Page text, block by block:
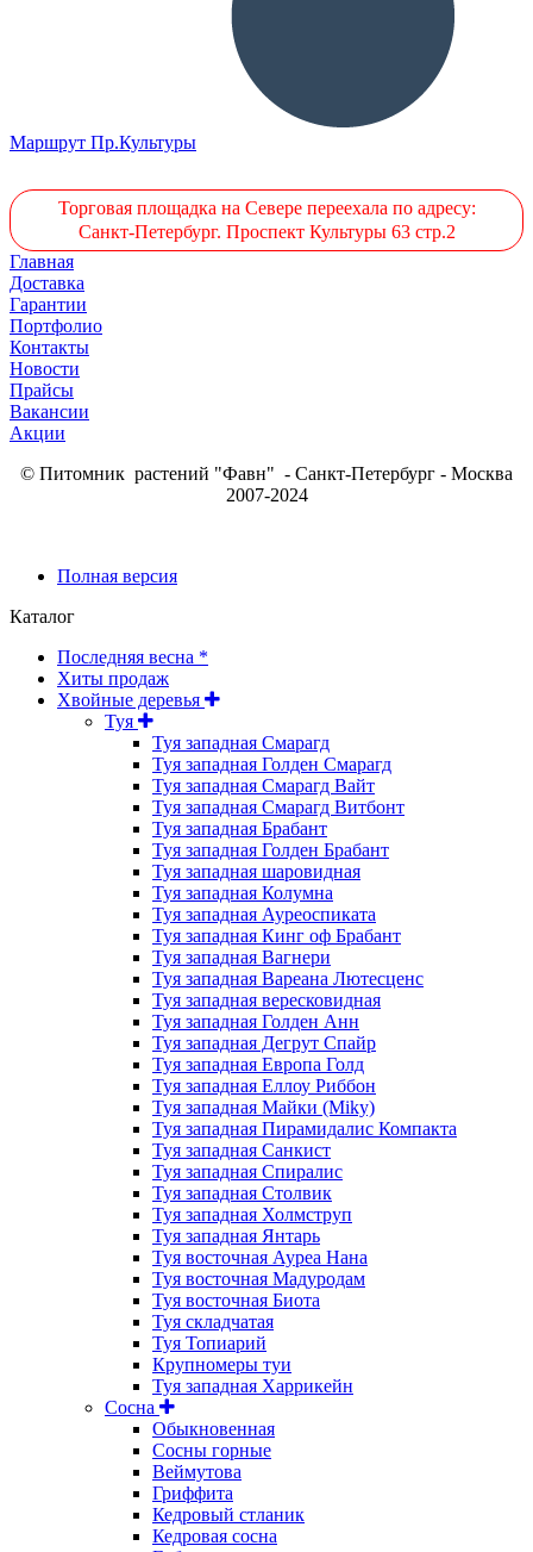
Маршрут Пр.Культуры
Торговая площадка на Севере переехала по адресу:
Санкт-Петербург. Проспект Культуры 63 стр.2
Главная
Доставка
Гарантии
Портфолио
Контакты
Новости
Прайсы
Вакансии
Акции
© Питомник растений "Фавн" - Санкт-Петербург - Москва
2007-2024
Полная версия
Каталог
Последняя весна *
Хиты продаж
Хвойные деревья
Туя
Туя западная Смарагд
Туя западная Голден Смарагд
Туя западная Смарагд Вайт
Туя западная Смарагд Витбонт
Туя западная Брабант
Туя западная Голден Брабант
Туя западная шаровидная
Туя западная Колумна
Туя западная Ауреоспиката
Туя западная Кинг оф Брабант
Туя западная Вагнери
Туя западная Вареана Лютесценс
Туя западная вересковидная
Туя западная Голден Анн
Туя западная Дегрут Спайр
Туя западная Европа Голд
Туя западная Еллоу Риббон
Туя западная Майки (Miky)
Туя западная Пирамидалис Компакта
Туя западная Санкист
Туя западная Спиралис
Туя западная Столвик
Туя западная Холмструп
Туя западная Янтарь
Туя восточная Ауреа Нана
Туя восточная Мадуродам
Туя восточная Биота
Туя складчатая
Туя Топиарий
Крупномеры туи
Туя западная Харрикейн
Сосна
Обыкновенная
Сосны горные
Веймутова
Гриффита
Кедровый стланик
Кедровая сосна